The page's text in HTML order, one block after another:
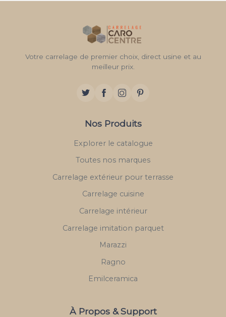
Votre carrelage de premier choix, direct usine et au
meilleur prix.
Nos Produits
Explorer le catalogue
Toutes nos marques
Carrelage extérieur pour terrasse
Carrelage cuisine
Carrelage intérieur
Carrelage imitation parquet
Marazzi
Ragno
Emilceramica
À Propos & Support